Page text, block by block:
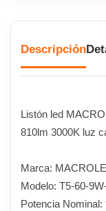
Descripción
Listón led
810lm 3000K luz
Marca:
Modelo: T5-60-
Potencia Nominal: